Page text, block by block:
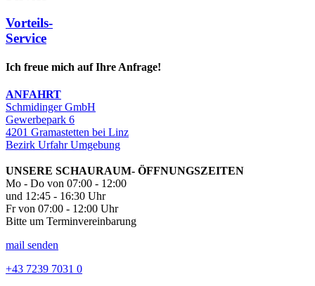
Vorteils-
Service
Ich freue mich auf Ihre Anfrage!
ANFAHRT
Schmidinger GmbH
Gewerbepark 6
4201 Gramastetten bei Linz
Bezirk Urfahr Umgebung
UNSERE SCHAURAUM- ÖFFNUNGSZEITEN
Mo - Do von 07:00 - 12:00
und 12:45 - 16:30 Uhr
Fr von 07:00 - 12:00 Uhr
Bitte um Terminvereinbarung
mail senden
+43 7239 7031 0